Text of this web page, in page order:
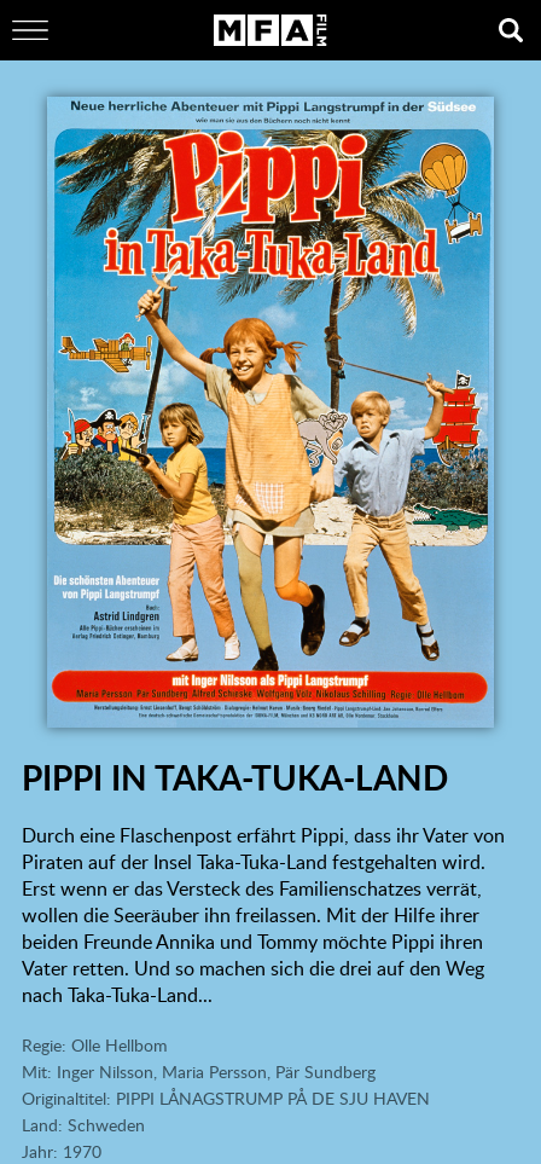
PIPPI IN TAKA-TUKA-LAND
Durch eine Flaschenpost erfährt Pippi, dass ihr Vater von
Piraten auf der Insel Taka-Tuka-Land festgehalten wird.
Erst wenn er das Versteck des Familienschatzes verrät,
wollen die Seeräuber ihn freilassen. Mit der Hilfe ihrer
beiden Freunde Annika und Tommy möchte Pippi ihren
Vater retten. Und so machen sich die drei auf den Weg
nach Taka-Tuka-Land...
Regie: Olle Hellbom
Mit: Inger Nilsson, Maria Persson, Pär Sundberg
Originaltitel: PIPPI LÅNAGSTRUMP PÅ DE SJU HAVEN
Land: Schweden
Jahr: 1970